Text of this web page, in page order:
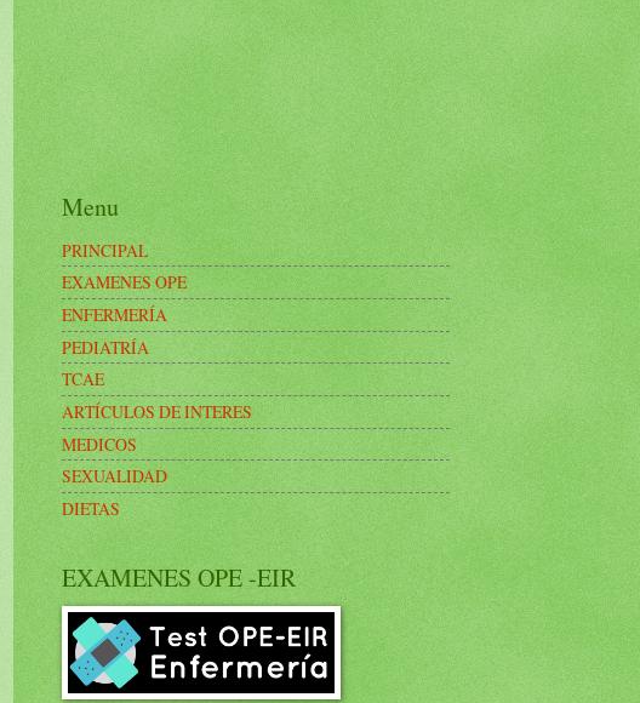
Menu
PRINCIPAL
EXAMENES OPE
ENFERMERÍA
PEDIATRÍA
TCAE
ARTÍCULOS DE INTERES
MEDICOS
SEXUALIDAD
DIETAS
EXAMENES OPE -EIR